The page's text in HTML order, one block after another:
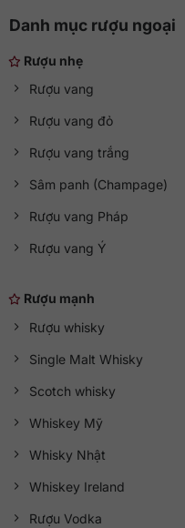
Danh mục rượu ngoại
Rượu nhẹ
Rượu vang
Rượu vang đỏ
Rượu vang trắng
Sâm panh (Champage)
Rượu vang Pháp
Rượu vang Ý
Rượu mạnh
Rượu whisky
Single Malt Whisky
Scotch whisky
Whiskey Mỹ
Whisky Nhật
Whiskey Ireland
Rượu Vodka